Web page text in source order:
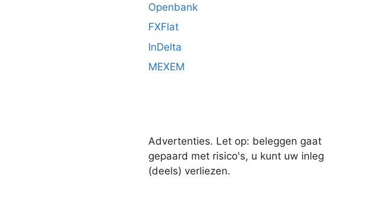
Openbank
FXFlat
InDelta
MEXEM
Advertenties. Let op: beleggen gaat
gepaard met risico's, u kunt uw inleg
(deels) verliezen.